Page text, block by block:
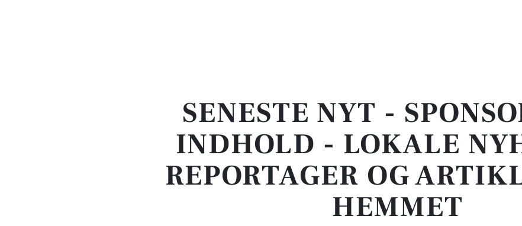
SENESTE NYT -
INDHOLD - LOKALE
REPORTAGER OG
HEMMET